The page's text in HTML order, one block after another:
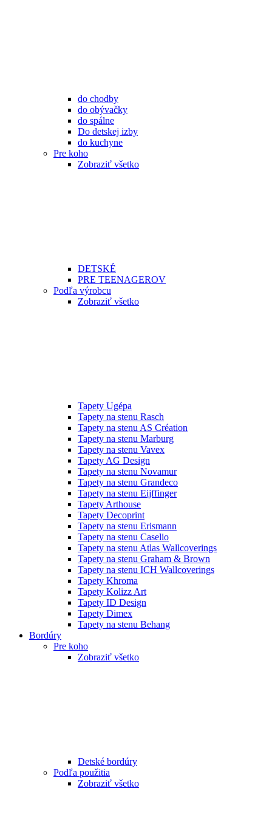
do chodby
do obývačky
do spálne
Do detskej izby
do kuchyne
Pre koho
Zobraziť všetko
DETSKÉ
PRE TEENAGEROV
Podľa výrobcu
Zobraziť všetko
Tapety Ugépa
Tapety na stenu Rasch
Tapety na stenu AS Création
Tapety na stenu Marburg
Tapety na stenu Vavex
Tapety AG Design
Tapety na stenu Novamur
Tapety na stenu Grandeco
Tapety na stenu Eijffinger
Tapety Arthouse
Tapety Decoprint
Tapety na stenu Erismann
Tapety na stenu Caselio
Tapety na stenu Atlas Wallcoverings
Tapety na stenu Graham & Brown
Tapety na stenu ICH Wallcoverings
Tapety Khroma
Tapety Kolizz Art
Tapety ID Design
Tapety Dimex
Tapety na stenu Behang
Bordúry
Pre koho
Zobraziť všetko
Detské bordúry
Podľa použitia
Zobraziť všetko